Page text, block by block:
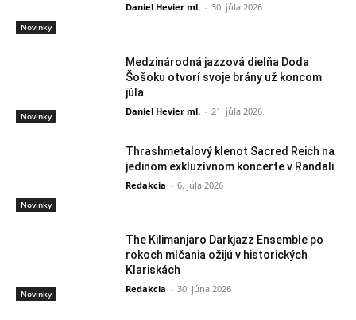
Novinky
Daniel Hevier ml. - 30. júla 2026
Novinky
Medzinárodná jazzová dielňa Doda
Šošoku otvorí svoje brány už koncom
júla
Daniel Hevier ml. - 21. júla 2026
Novinky
Thrashmetalový klenot Sacred Reich na
jedinom exkluzívnom koncerte v Randali
Redakcia - 6. júla 2026
Novinky
The Kilimanjaro Darkjazz Ensemble po
rokoch mlčania ožijú v historických
Klariskách
Redakcia - 30. júna 2026